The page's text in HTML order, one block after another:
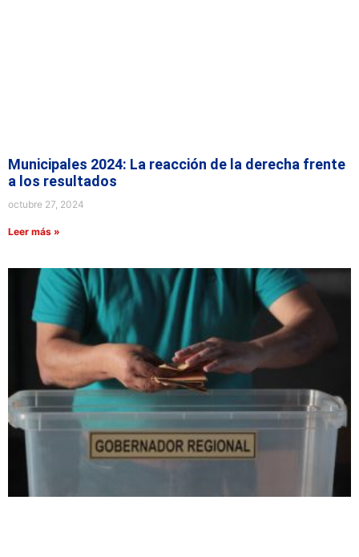
Municipales 2024: La reacción de la derecha frente
a los resultados
octubre 27, 2024
Leer más »